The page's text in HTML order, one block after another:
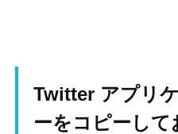
Twitter アプリ
ーをコピーして